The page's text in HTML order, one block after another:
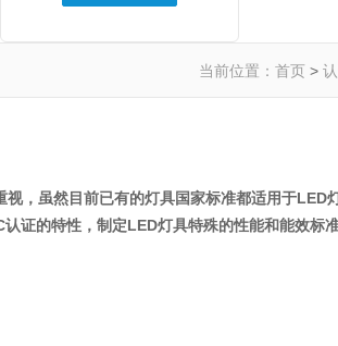
当前位置： 首页 >
，虽然目前已有的灯具国家标准都适用于LED
认证的特性，制定LED灯具特殊的性能和能效标准